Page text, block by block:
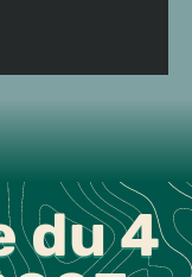
du 4